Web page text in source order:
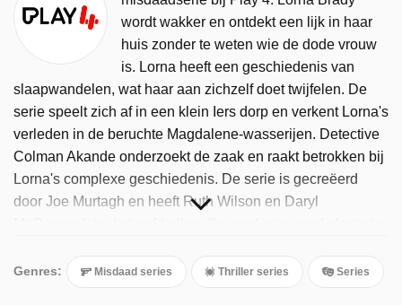
wordt wakker en ontdekt een lijk in haar
huis zonder te weten wie de dode vrouw
is. Lorna heeft een geschiedenis van
slaapwandelen, wat haar aan zichzelf doet twijfelen. De
serie speelt zich af in een klein Iers dorp en verkent Lorna's
verleden in de beruchte Magdalene-wasserijen. Detective
Colman Akande onderzoekt de zaak en raakt betrokken bij
Lorna's complexe geschiedenis. De serie is gecreëerd
door Joe Murtagh en heeft Ruth Wilson en Daryl
Genres: Misdaad series Thriller series Series